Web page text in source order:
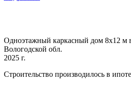
Одноэтажный каркасный дом 8х12 м
Вологодской обл.
2025 г.
Строительство производилось в